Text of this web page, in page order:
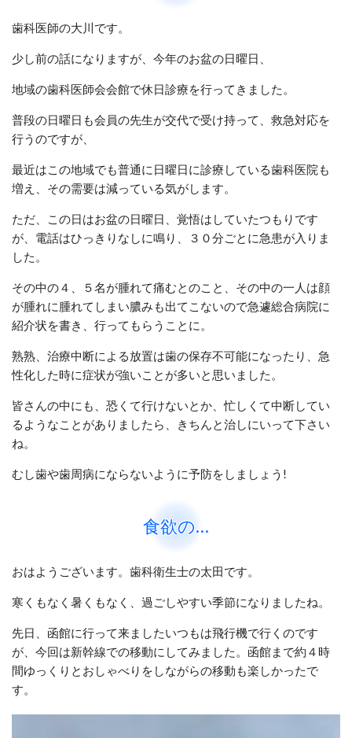
歯科医師の大川です。
少し前の話になりますが、今年のお盆の日曜日、
地域の歯科医師会会館で休日診療を行ってきました。
普段の日曜日も会員の先生が交代で受け持って、救急対応を
行うのですが、
最近はこの地域でも普通に日曜日に診療している歯科医院も
増え、その需要は減っている気がします。
ただ、この日はお盆の日曜日、覚悟はしていたつもりです
が、電話はひっきりなしに鳴り、３０分ごとに急患が入りま
した。
その中の４、５名が腫れて痛むとのこと、その中の一人は顔
が腫れに腫れてしまい膿みも出てこないので急遽総合病院に
紹介状を書き、行ってもらうことに。
熟熟、治療中断による放置は歯の保存不可能になったり、急
性化した時に症状が強いことが多いと思いました。
皆さんの中にも、恐くて行けないとか、忙しくて中断してい
るようなことがありましたら、きちんと治しにいって下さい
ね。
むし歯や歯周病にならないように予防をしましょう!
食欲の…
おはようございます。 歯科衛生士の太田です。
寒くもなく暑くもなく、過ごしやすい季節になりましたね。
先日、函館に行って来ましたいつもは飛行機で行くのです
が、今回は新幹線での移動にしてみました。函館まで約４時
間ゆっくりとおしゃべりをしながらの移動も楽しかったで
す。